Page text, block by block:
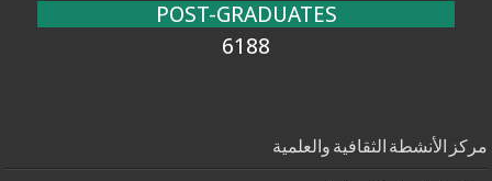
POST-GRADUATES
6188
مركز الأنشطة الثقافية والعلمية